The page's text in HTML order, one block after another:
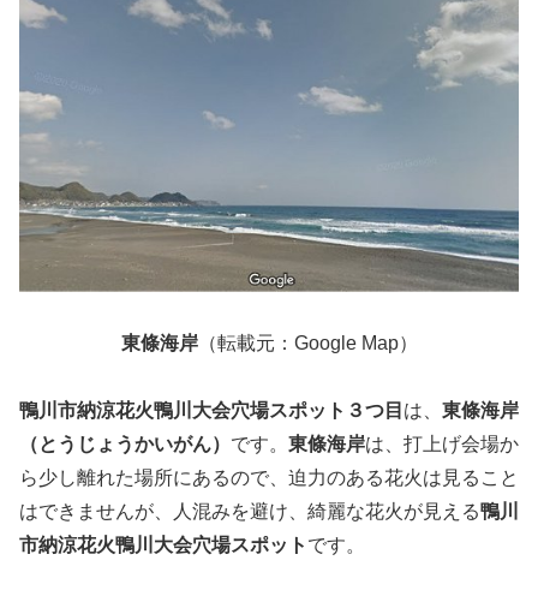
東條海岸（転載元：Google Map）
鴨川市納涼花火鴨川大会穴場スポット３つ目 は、 東條海岸
（とうじょうかいがん） です。 東條海岸は、打上げ会場か
ら少し離れた場所にあるので、迫力のある花火は見ること
はできませんが、人混みを避け、綺麗な花火が見える鴨川
市納涼花火鴨川大会穴場スポット です。